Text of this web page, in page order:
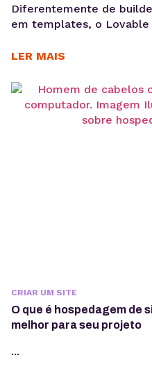
Diferentemente de
em templates, o
Ou seja, é muito mais do
reais. A criação de
generativa deixou de ser
LER MAIS
CRIAR UM SITE
O que é hospedagem de
melhor para seu projeto
...